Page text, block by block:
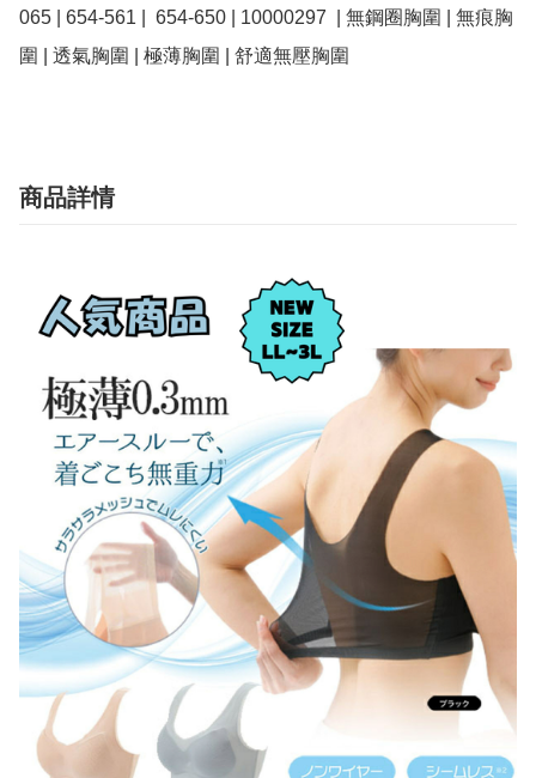
065 | 654-561 |  654-650 | 10000297  | 無鋼圈胸圍 | 無痕胸
圍 | 透氣胸圍 | 極薄胸圍 | 舒適無壓胸圍
商品詳情